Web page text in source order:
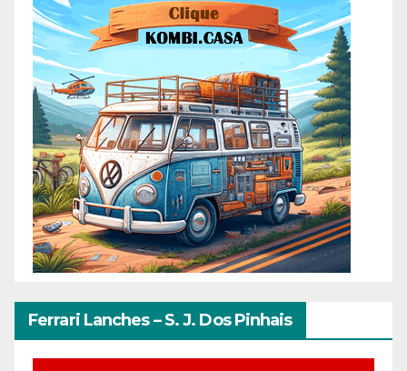
Ferrari Lanches – S. J. Dos Pinhais